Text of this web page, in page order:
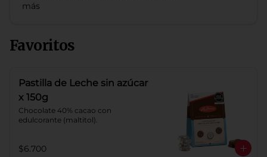
más
Favoritos
Pastilla de Leche sin azúcar
x 150g
Chocolate 40% cacao con
edulcorante (maltitol).
$6.700